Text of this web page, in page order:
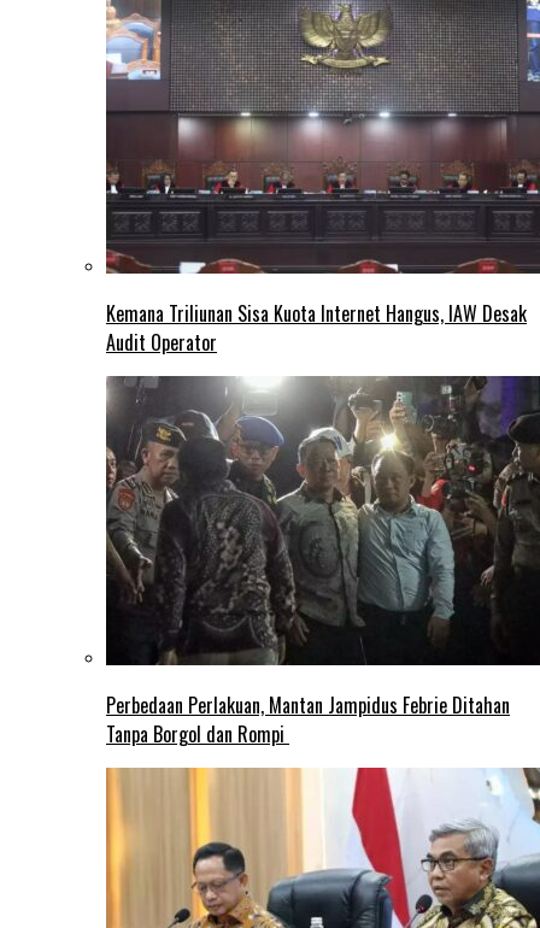
Kemana Triliunan Sisa Kuota Internet Hangus, IAW Desak
Audit Operator
Perbedaan Perlakuan, Mantan Jampidus Febrie Ditahan
Tanpa Borgol dan Rompi